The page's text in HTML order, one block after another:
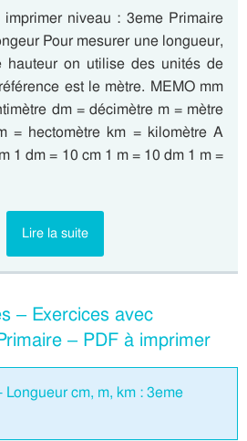
niveau : 3eme Primaire
Pour mesurer une longueur,
hauteur on utilise des unités de
est le mètre. MEMO mm
dm = décimètre m = mètre
= hectomètre km = kilomètre A
1 dm = 10 cm 1 m = 10 dm 1 m =
Lire la suite
– Exercices avec
– PDF à imprimer
Longueur cm, m, km : 3eme